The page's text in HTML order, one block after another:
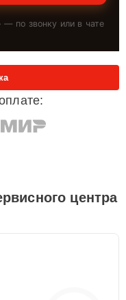
— по звонку или в чате
центра